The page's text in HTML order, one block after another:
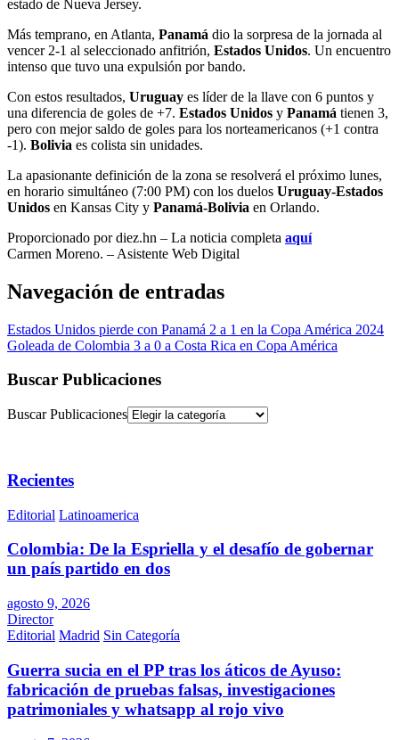
estado de Nueva Jersey.
Más temprano, en Atlanta, Panamá dio la sorpresa de la jornada al
vencer 2-1 al seleccionado anfitrión, Estados Unidos. Un encuentro
intenso que tuvo una expulsión por bando.
Con estos resultados, Uruguay es líder de la llave con 6 puntos y
una diferencia de goles de +7. Estados Unidos y Panamá tienen 3,
pero con mejor saldo de goles para los norteamericanos (+1 contra
-1). Bolivia es colista sin unidades.
La apasionante definición de la zona se resolverá el próximo lunes,
en horario simultáneo (7:00 PM) con los duelos Uruguay-Estados
Unidos en Kansas City y Panamá-Bolivia en Orlando.
Proporcionado por diez.hn – La noticia completa aquí
Carmen Moreno. – Asistente Web Digital
Navegación de entradas
Estados Unidos pierde con Panamá 2 a 1 en la Copa América 2024
Goleada de Colombia 3 a 0 a Costa Rica en Copa América
Buscar Publicaciones
Buscar Publicaciones
Recientes
Editorial Latinoamerica
Colombia: De la Espriella y el desafío de gobernar
un país partido en dos
agosto 9, 2026
Director
Editorial Madrid Sin Categoría
Guerra sucia en el PP tras los áticos de Ayuso:
fabricación de pruebas falsas, investigaciones
patrimoniales y whatsapp al rojo vivo